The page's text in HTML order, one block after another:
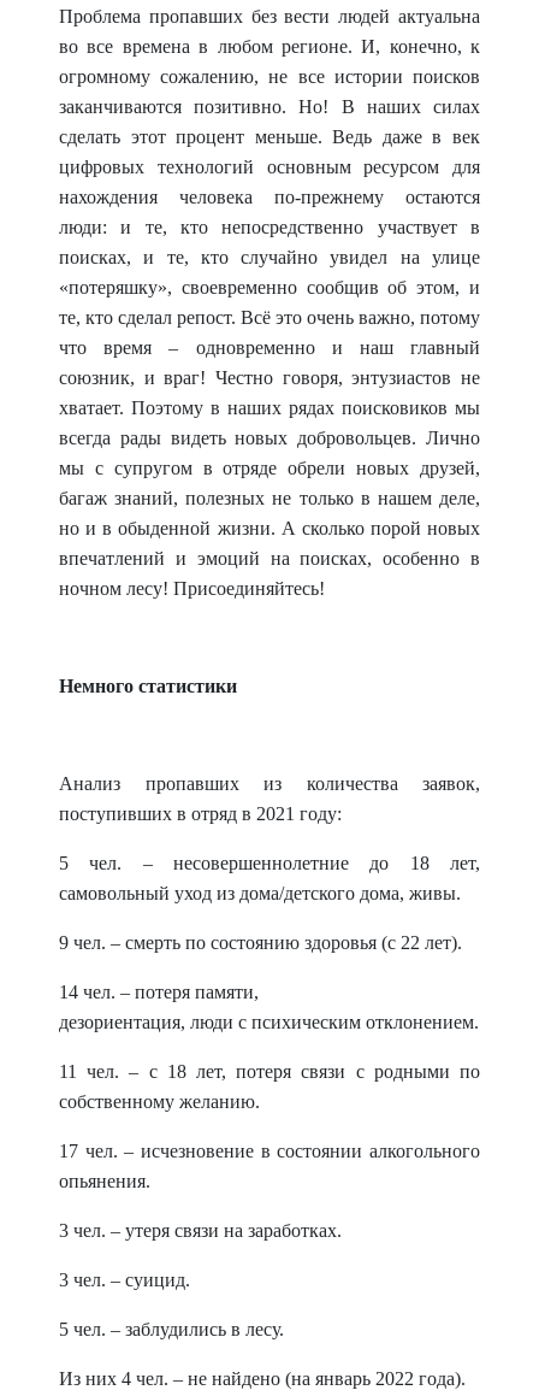
Проблема пропавших без вести людей актуальна
во все времена в любом регионе. И, конечно, к
огромному сожалению, не все истории поисков
заканчиваются позитивно. Но! В наших силах
сделать этот процент меньше. Ведь даже в век
цифровых технологий основным ресурсом для
нахождения человека по-прежнему остаются
люди: и те, кто непосредственно участвует в
поисках, и те, кто случайно увидел на улице
«потеряшку», своевременно сообщив об этом, и
те, кто сделал репост. Всё это очень важно, потому
что время – одновременно и наш главный
союзник, и враг! Честно говоря, энтузиастов не
хватает. Поэтому в наших рядах поисковиков мы
всегда рады видеть новых добровольцев. Лично
мы с супругом в отряде обрели новых друзей,
багаж знаний, полезных не только в нашем деле,
но и в обыденной жизни. А сколько порой новых
впечатлений и эмоций на поисках, особенно в
ночном лесу! Присоединяйтесь!
Немного статистики
Анализ пропавших из количества заявок,
поступивших в отряд в 2021 году:
5 чел. – несовершеннолетние до 18 лет,
самовольный уход из дома/детского дома, живы.
9 чел. – смерть по состоянию здоровья (с 22 лет).
14 чел. – потеря памяти,
дезориентация, люди с психическим отклонением.
11 чел. – с 18 лет, потеря связи с родными по
собственному желанию.
17 чел. – исчезновение в состоянии алкогольного
опьянения.
3 чел. – утеря связи на заработках.
3 чел. – суицид.
5 чел. – заблудились в лесу.
Из них 4 чел. – не найдено (на январь 2022 года).